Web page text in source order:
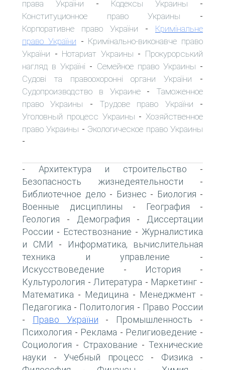
права України - Кодексы Украины -
Конституционное право Украины -
Корпоративне право України - Кримінальне
право України - Кримінально-виконавче право
України - Нотариат Украины - Прокурорський
нагляд в Україні - Семейное право Украины -
Судові та правоохоронні органи України -
Судопроизводство в Украине- Таможенное
право Украины - Трудове право України -
Уголовный процесс Украины - Хозяйственное
право Украины - Экологическое право Украины
-
- Архитектура и строительство -
Безопасность жизнедеятельности -
Библиотечное дело - Бизнес - Биология -
Военные дисциплины - География -
Геология - Демография -
Диссертации
России - Естествознание - Журналистика
и СМИ -
Информатика, вычислительная
техника и управление -
Искусствоведение - История -
Культурология - Литература - Маркетинг -
Математика - Медицина - Менеджмент -
Педагогика - Политология - Право России
- Право України - Промышленность -
Психология - Реклама - Религиоведение -
Социология - Страхование - Технические
науки - Учебный процесс - Физика -